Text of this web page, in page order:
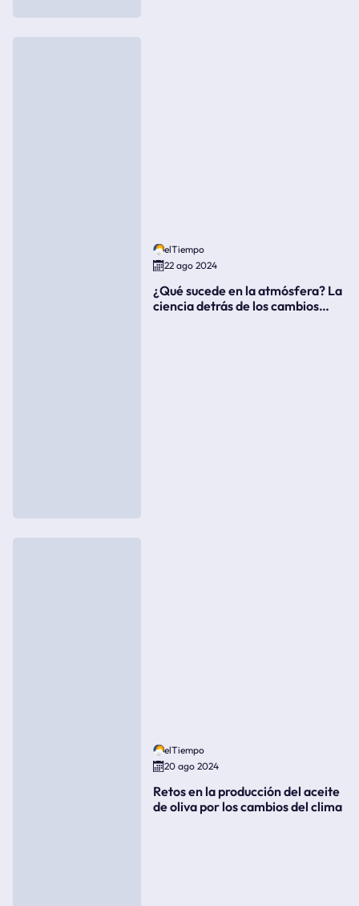
elTiempo
22 ago 2024
¿Qué sucede en la atmósfera? La
ciencia detrás de los cambios
elTiempo
20 ago 2024
Retos en la producción del aceite
de oliva por los cambios del clima